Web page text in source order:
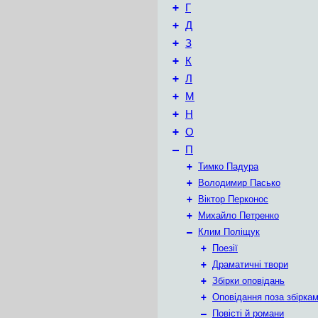
+ Г
+ Д
+ З
+ К
+ Л
+ М
+ Н
+ О
– П
+ Тимко Падура
+
Володимир Пасько
+
Віктор Перконос
+
Михайло Петренко
–
Клим Поліщук
+
Поезії
+ Драматичні твори
+ Збірки оповідань
+ Оповідання поза
–
Повісті й романи